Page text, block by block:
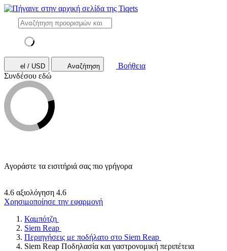
el / USD Αναζήτηση
Βοήθεια
Συνδέσου εδώ
Αγοράστε τα εισιτήριά σας πιο γρήγορα
4.6 αξιολόγηση 4.6
Χρησιμοποίησε την εφαρμογή
Καμπότζη
Siem Reap
Περιηγήσεις με ποδήλατο στο Siem Reap
Siem Reap Ποδηλασία και γαστρονομική περιπέτεια